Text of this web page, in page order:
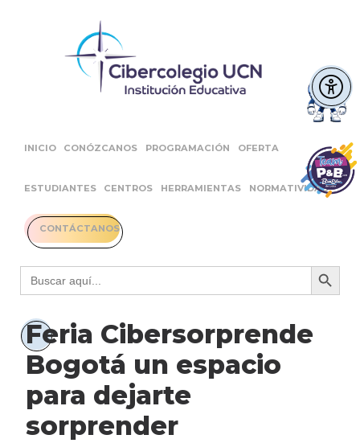
INICIO CONÓZCANOS PROGRAMACIÓN OFERTA
ESTUDIANTES CENTROS HERRAMIENTAS NORMATIVIDAD
CONTÁCTANOS
Buscar: Botón
Feria Cibersorprende
Bogotá un espacio
para dejarte
sorprender